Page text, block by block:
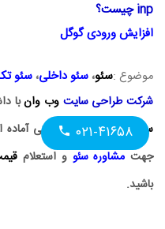
inp چیست؟
افزایش ورودی گوگل
موضوع :سئو،سئو داخلی،سئو
شرکت طراحی سایت وب وانبا
سایت فروشگاهیو شرکتی آماده
جهت مشاوره سئو و استعلام
باشید.
۰۲۱-۴۱۶۵۸